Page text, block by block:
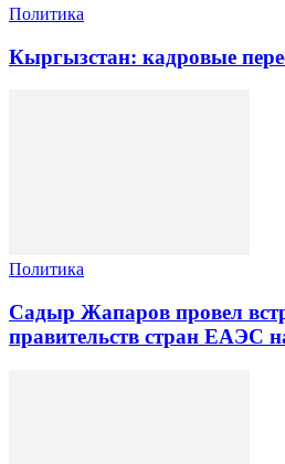
Политика
Кыргызстан: кадровые
Политика
Садыр Жапаров провел
правительств стран ЕАЭС